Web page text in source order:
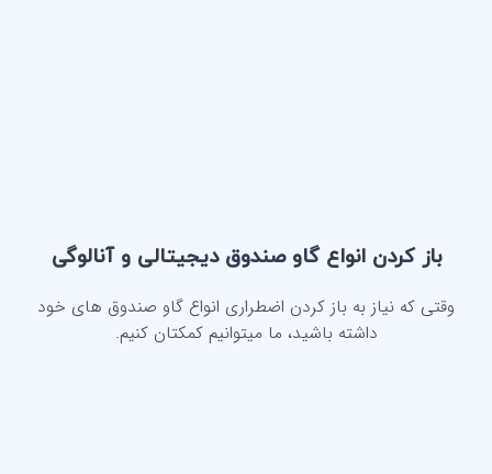
باز کردن انواع گاو صندوق دیجیتالی و آنالوگی
وقتی که نیاز به باز کردن اضطراری انواع گاو صندوق های خود
داشته باشید، ما میتوانیم کمکتان کنیم.